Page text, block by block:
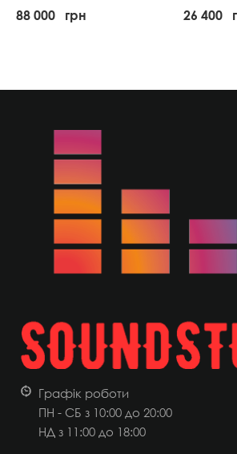
88 000 грн 26 400
Графік роботи
ПН - СБ з 10:00 до 20:00
НД з 11:00 до 18:00